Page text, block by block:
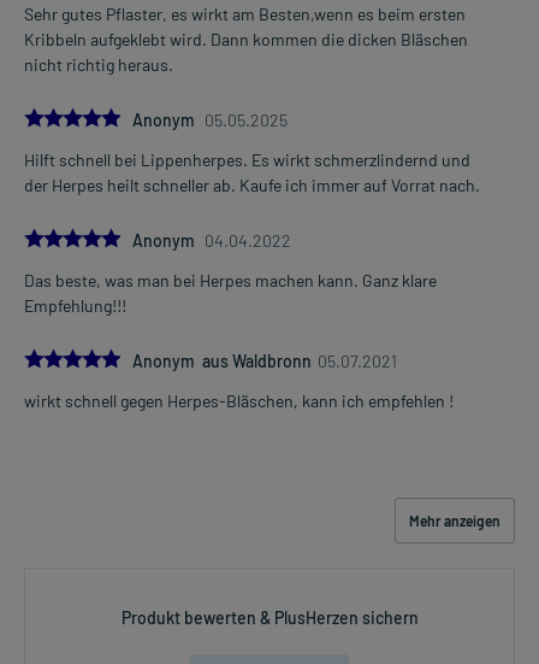
Sehr gutes Pflaster, es wirkt am Besten,wenn es beim ersten
Kribbeln aufgeklebt wird. Dann kommen die dicken Bläschen
nicht richtig heraus.
5.0Anonym 05.05.2025
Hilft schnell bei Lippenherpes. Es wirkt schmerzlindernd und
der Herpes heilt schneller ab. Kaufe ich immer auf Vorrat nach.
5.0Anonym 04.04.2022
Das beste, was man bei Herpes machen kann. Ganz klare
Empfehlung!!!
5.0Anonym aus Waldbronn 05.07.2021
wirkt schnell gegen Herpes-Bläschen, kann ich empfehlen !
Mehr anzeigen
Produkt bewerten & PlusHerzen sichern